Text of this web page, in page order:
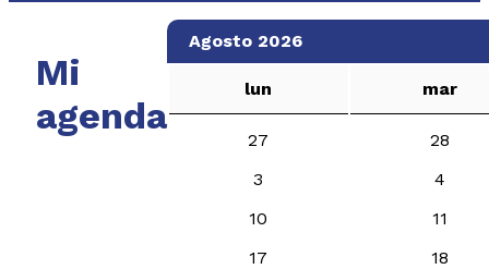
Mi
agenda
Agosto 2026
lun mar
27
28
3
4
10
11
17
18